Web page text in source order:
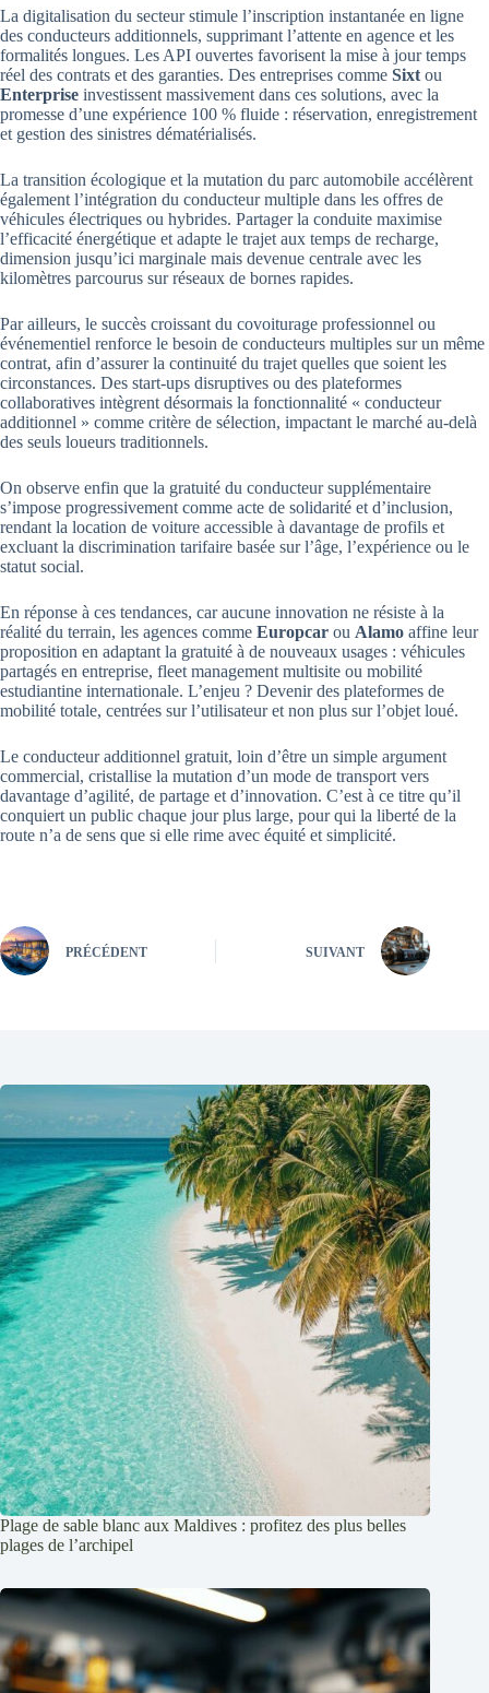
La digitalisation du secteur stimule l’inscription instantanée en ligne
des conducteurs additionnels, supprimant l’attente en agence et les
formalités longues. Les API ouvertes favorisent la mise à jour temps
réel des contrats et des garanties. Des entreprises comme Sixtou
Enterprise investissent massivement dans ces solutions, avec la
promesse d’une expérience 100 % fluide : réservation, enregistrement
et gestion des sinistres dématérialisés.
La transition écologique et la mutation du parc automobile accélèrent
également l’intégration du conducteur multiple dans les offres de
véhicules électriques ou hybrides. Partager la conduite maximise
l’efficacité énergétique et adapte le trajet aux temps de recharge,
dimension jusqu’ici marginale mais devenue centrale avec les
kilomètres parcourus sur réseaux de bornes rapides.
Par ailleurs, le succès croissant du covoiturage professionnel ou
événementiel renforce le besoin de conducteurs multiples sur un même
contrat, afin d’assurer la continuité du trajet quelles que soient les
circonstances. Des start-ups disruptives ou des plateformes
collaboratives intègrent désormais la fonctionnalité « conducteur
additionnel » comme critère de sélection, impactant le marché au-delà
des seuls loueurs traditionnels.
On observe enfin que la gratuité du conducteur supplémentaire
s’impose progressivement comme acte de solidarité et d’inclusion,
rendant la location de voiture accessible à davantage de profils et
excluant la discrimination tarifaire basée sur l’âge, l’expérience ou le
statut social.
En réponse à ces tendances, car aucune innovation ne résiste à la
réalité du terrain, les agences comme Europcar ou Alamo affine leur
proposition en adaptant la gratuité à de nouveaux usages : véhicules
partagés en entreprise, fleet management multisite ou mobilité
estudiantine internationale. L’enjeu ? Devenir des plateformes de
mobilité totale, centrées sur l’utilisateur et non plus sur l’objet loué.
Le conducteur additionnel gratuit, loin d’être un simple argument
commercial, cristallise la mutation d’un mode de transport vers
davantage d’agilité, de partage et d’innovation. C’est à ce titre qu’il
conquiert un public chaque jour plus large, pour qui la liberté de la
route n’a de sens que si elle rime avec équité et simplicité.
PRÉCÉDENT SUIVANT
Plage de sable blanc aux Maldives : profitez des plus belles
plages de l’archipel